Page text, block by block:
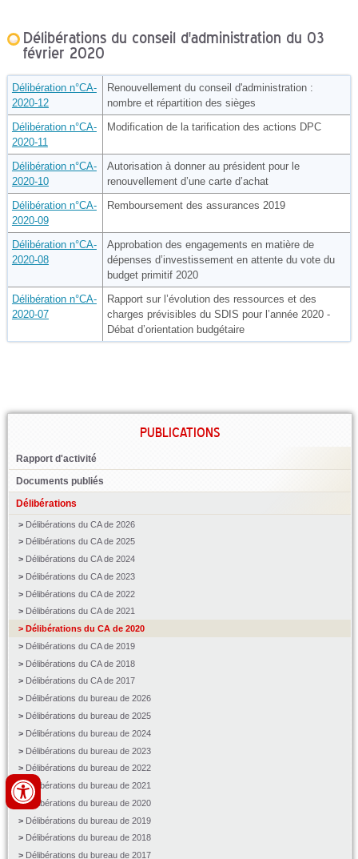
PUBLICATIONS
Rapport d'activité
Documents publiés
Délibérations
Délibérations du CA de 2026
Délibérations du CA de 2025
Délibérations du CA de 2024
Délibérations du CA de 2023
Délibérations du CA de 2022
Délibérations du CA de 2021
Délibérations du CA de 2020
Délibérations du CA de 2019
Délibérations du CA de 2018
Délibérations du CA de 2017
Délibérations du bureau de 2026
Délibérations du bureau de 2025
Délibérations du bureau de 2024
Délibérations du bureau de 2023
Délibérations du bureau de 2022
Délibérations du bureau de 2021
Délibérations du bureau de 2020
Délibérations du bureau de 2019
Délibérations du bureau de 2018
Délibérations du bureau de 2017
Délibérations du conseil d'administration du 03
février 2020
Délibération n°CA-
2020-12
Renouvellement du conseil d'administration :
nombre et répartition des sièges
Délibération n°CA-
2020-11
Modification de la tarification des actions DPC
Délibération n°CA-
2020-10
Autorisation à donner au président pour le
renouvellement d’une carte d’achat
Délibération n°CA-
2020-09
Remboursement des assurances 2019
Délibération n°CA-
2020-08
Approbation des engagements en matière de
dépenses d’investissement en attente du vote du
budget primitif 2020
Délibération n°CA-
2020-07
Rapport sur l’évolution des ressources et des
charges prévisibles du SDIS pour l’année 2020 -
Débat d’orientation budgétaire